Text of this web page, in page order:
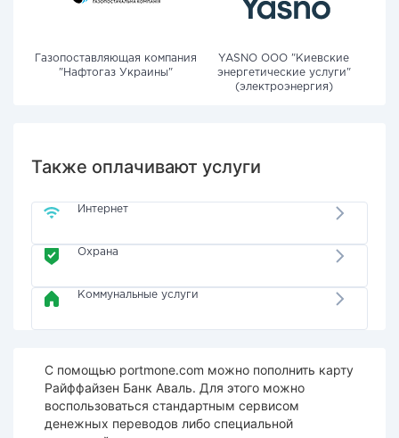
Газопоставляющая компания
"Нафтогаз Украины"
YASNO OOO "Киевские
энергетические услуги"
(электроэнергия)
Также оплачивают услуги
Интернет
Охрана
Коммунальные услуги
С помощью portmone.com можно пополнить карту
Райффайзен Банк Аваль. Для этого можно
воспользоваться стандартным сервисом
денежных переводов либо специальной